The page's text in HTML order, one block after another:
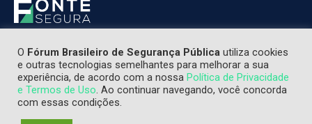
O Fórum Brasileiro de Segurança Pública utiliza cookies
e outras tecnologias semelhantes para melhorar a sua
experiência, de acordo com a nossa Política de Privacidade
e Termos de Uso. Ao continuar navegando, você concorda
com essas condições.